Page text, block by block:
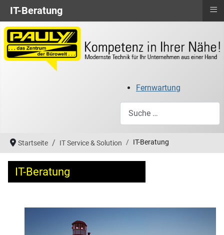
Fernwartung
Startseite IT Service & Solution IT-Beratung
IT-Beratung
IT-Beratung ≡